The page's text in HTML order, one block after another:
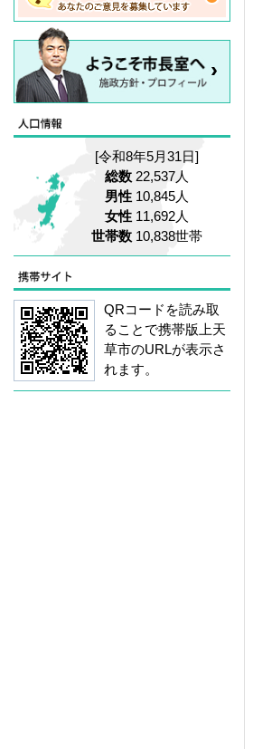
[令和8年5月31日]
総数 22,537人
男性 10,845人
女性 11,692人
世帯数 10,838世帯
QRコードを読み取
ることで携帯版上天
草市のURLが表示さ
れます。